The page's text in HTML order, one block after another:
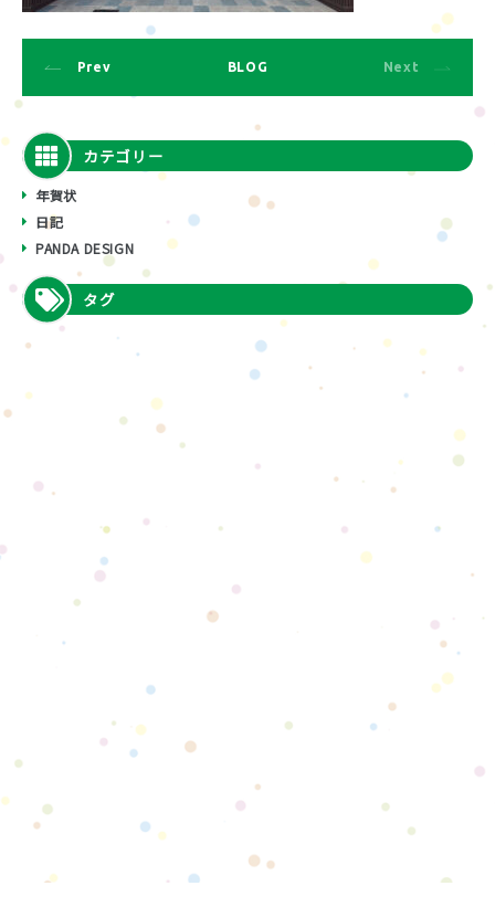
Prev BLOG Next
カテゴリー
年賀状
日記
PANDA DESIGN
タグ